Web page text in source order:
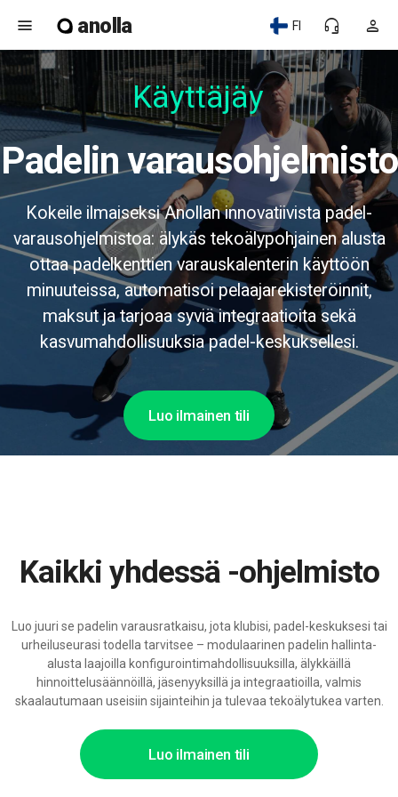
menu anolla person
headset_mic
FI
Käyttäjäyst
Padelin varausohjelmisto
Kokeile ilmaiseksi Anollan innovatiivista padel-
varausohjelmistoa: älykäs tekoälypohjainen alusta
ottaa padelkenttien varauskalenterin käyttöön
minuuteissa, automatisoi pelaajarekisteröinnit,
maksut ja tarjoaa syviä integraatioita sekä
kasvumahdollisuuksia padel-keskuksellesi.
Luo ilmainen tili
Luo ilmainen tili
Kaikki yhdessä -ohjelmisto
Luo juuri se padelin varausratkaisu, jota klubisi, padel-keskuksesi tai
urheiluseurasi todella tarvitsee – modulaarinen padelin hallinta-
alusta laajoilla konfigurointimahdollisuuksilla, älykkäillä
hinnoittelusäännöillä, jäsenyyksillä ja integraatioilla, valmis
skaalautumaan useisiin sijainteihin ja tulevaa tekoälytukea varten.